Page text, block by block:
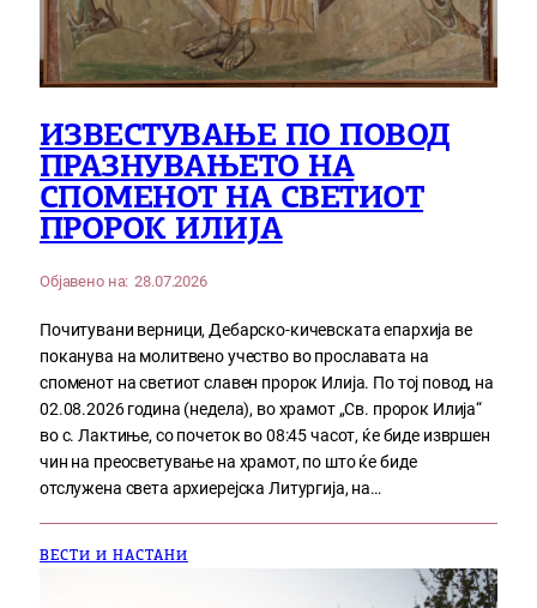
ИЗВЕСТУВАЊЕ ПО ПОВОД
ПРАЗНУВАЊЕТО НА
СПОМЕНОТ НА СВЕТИОТ
ПРОРОК ИЛИЈА
Објавено на: 28.07.2026
Почитувани верници, Дебарско-кичевската епархија ве
поканува на молитвено учество во прославата на
споменот на светиот славен пророк Илија. По тој повод, на
02.08.2026 година (недела), во храмот „Св. пророк Илија“
во с. Лактиње, со почеток во 08:45 часот, ќе биде извршен
чин на преосветување на храмот, по што ќе биде
отслужена света архиерејска Литургија, на…
ВЕСТИ И НАСТАНИ